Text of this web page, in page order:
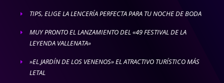
E TIPS, ELIGE LA LENCERÍA PERFECTA PARA TU NOCHE DE BODA
E
MUY PRONTO EL LANZAMIENTO DEL «49 FESTIVAL DE LA
LEYENDA VALLENATA»
E
»EL JARDÍN DE LOS VENENOS» EL ATRACTIVO TURÍSTICO MÁS
LETAL